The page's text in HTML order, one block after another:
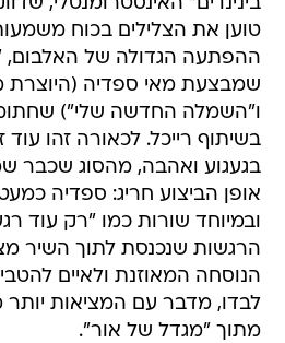
טוען את הצלילים בכוח
ההפתעה הגדולה של האלבום,
ו"השמלה החדשה שלי")
בשיתוף רייכל. לכאורה זהו עוד
בגעגוע ואהבה, מהסוג שכבר
אופן הביצוע חריג: ספדיה
ובמיוחד שורות כמו "רק עוד
הרגשות שנכנסת לתוך השיר
הנוסחה המאוזנת ולאיים
לבדו, מדבר עם המציאות
מתוך "מגדל של אור".